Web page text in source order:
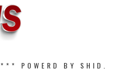
*** POWERD BY SHID.